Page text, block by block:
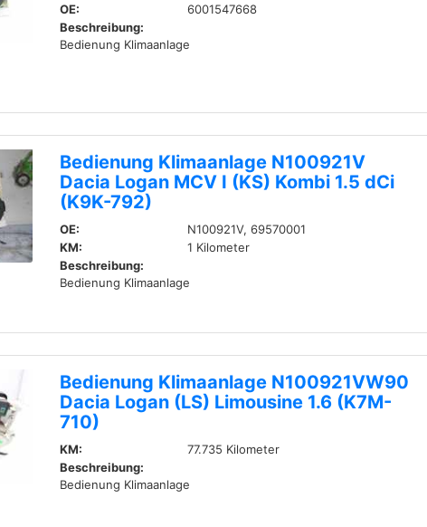
OE:
6001547668
Beschreibung:
Bedienung Klimaanlage
Bedienung Klimaanlage N100921V
Dacia Logan MCV I (KS) Kombi 1.5 dCi
(K9K-792)
OE:
N100921V, 69570001
KM:
1 Kilometer
Beschreibung:
Bedienung Klimaanlage
Bedienung Klimaanlage N100921VW90
Dacia Logan (LS) Limousine 1.6 (K7M-
710)
KM:
77.735 Kilometer
Beschreibung:
Bedienung Klimaanlage